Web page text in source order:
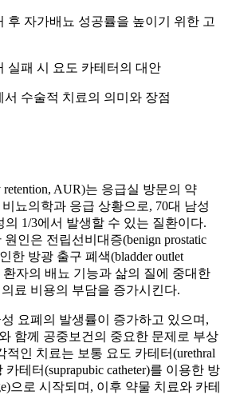
후 자가배뇨 성공률을 높이기 위한 고
실패 시 요도 카테터의 대안
서 수술적 치료의 의미와 장점
retention, AUR)는 응급실 방문의 약
뇨의학과 응급 상황으로, 70대 남성
의 1/3에서 발생할 수 있는 질환이다.
인은 전립선비대증(benign prostatic
한 방광 출구 폐색(bladder outlet
환자의 배뇨 기능과 삶의 질에 중대한
료 비용의 부담을 증가시킨다.
요폐의 발생률이 증가하고 있으며,
함께 공중보건의 중요한 문제로 부상
인 치료는 보통 요도 카테터(urethral
카테터(suprapubic catheter)를 이용한 방
으로 시작되며, 이후 약물 치료와 카테